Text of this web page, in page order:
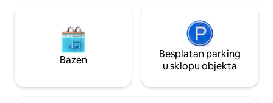
Bazen
Besplatan parking
u sklopu objekta